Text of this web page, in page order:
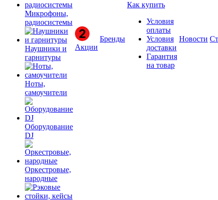
Микрофоны,
радиосистемы
Наушники и
гарнитуры
Ноты,
самоучители
Оборудование
DJ
Оркестровые,
народные
Акции
Бренды
Как купить
Условия
оплаты
Условия
доставки
Гарантия
на товар
Новости